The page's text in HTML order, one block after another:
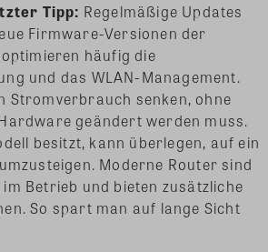
Tipp: Regelmäßige Updates
Firmware-Versionen der
häufig die
und das WLAN-Management.
Stromverbrauch senken, ohne
geändert werden muss.
besitzt, kann überlegen, auf ein
Moderne Router sind
Betrieb und bieten zusätzliche
So spart man auf lange Sicht